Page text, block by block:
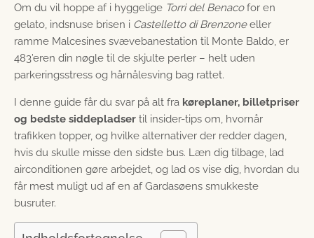
Om du vil hoppe af i hyggelige Torri del Benacofor en
gelato, indsnuse brisen i Castelletto di Brenzoneeller
ramme Malcesines svævebanestation til Monte Baldo, er
483’eren din nøgle til de skjulte perler – helt uden
parkeringsstress og hårnålesving bag rattet.
I denne guide får du svar på alt fra køreplaner, billetpriser
og bedste siddepladser til insider-tips om, hvornår
trafikken topper, og hvilke alternativer der redder dagen,
hvis du skulle misse den sidste bus. Læn dig tilbage, lad
airconditionen gøre arbejdet, og lad os vise dig, hvordan du
får mest muligt ud af en af Gardasøens smukkeste
busruter.